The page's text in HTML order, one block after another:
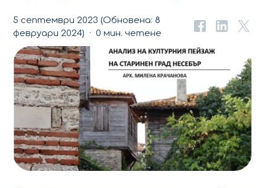
5 септември 2023 (Обновена:8
февруари 2024) 0 мин. четене